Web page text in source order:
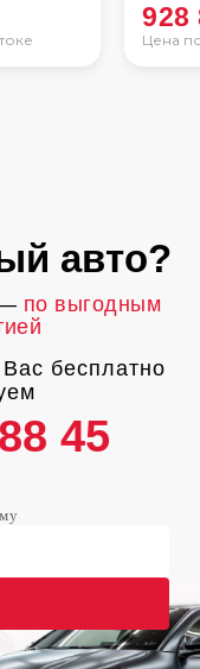
Цена
928
авто?
по выгодным
бесплатно
45